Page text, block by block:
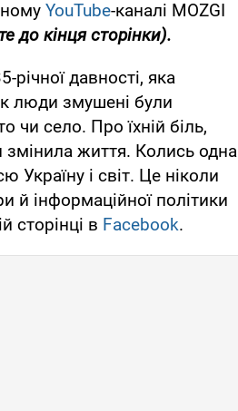
YouTube-каналі MOZGI
до кінця сторінки).
річної давності, яка
люди змушені були
чи село. Про їхній біль,
змінила життя. Колись одна
Україну і світ. Це ніколи
й інформаційної політики
сторінці в Facebook.